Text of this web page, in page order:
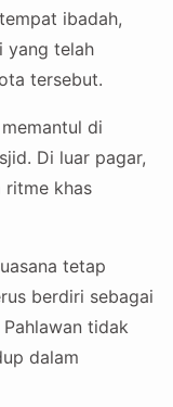
ibadah,
yang telah
tersebut.
di
Di luar pagar,
ritme khas
tetap
berdiri sebagai
tidak
dalam